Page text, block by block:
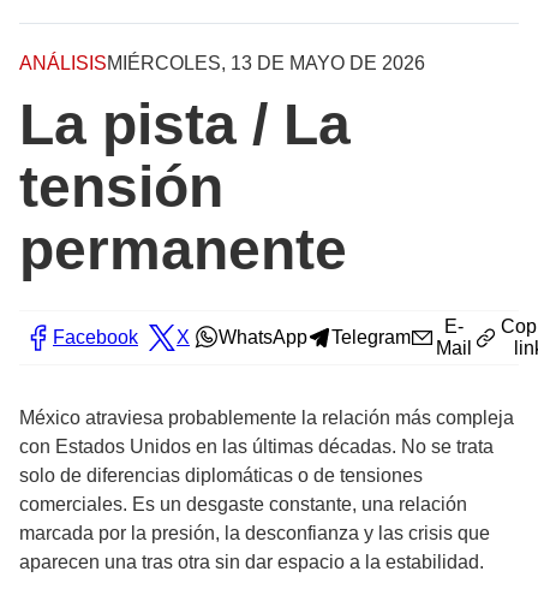
ANÁLISISMIÉRCOLES, 13 DE MAYO DE 2026
La pista / La
tensión
permanente
Facebook X WhatsApp Telegram
E-
Mail
México atraviesa probablemente la relación más compleja
con Estados Unidos en las últimas décadas. No se trata
solo de diferencias diplomáticas o de tensiones
comerciales. Es un desgaste constante, una relación
marcada por la presión, la desconfianza y las crisis que
aparecen una tras otra sin dar espacio a la estabilidad.